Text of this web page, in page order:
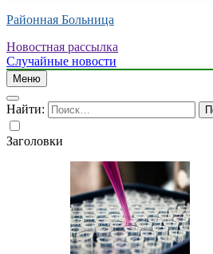
Районная Больница
Новостная рассылка
Случайные новости
Меню
Найти:
Заголовки